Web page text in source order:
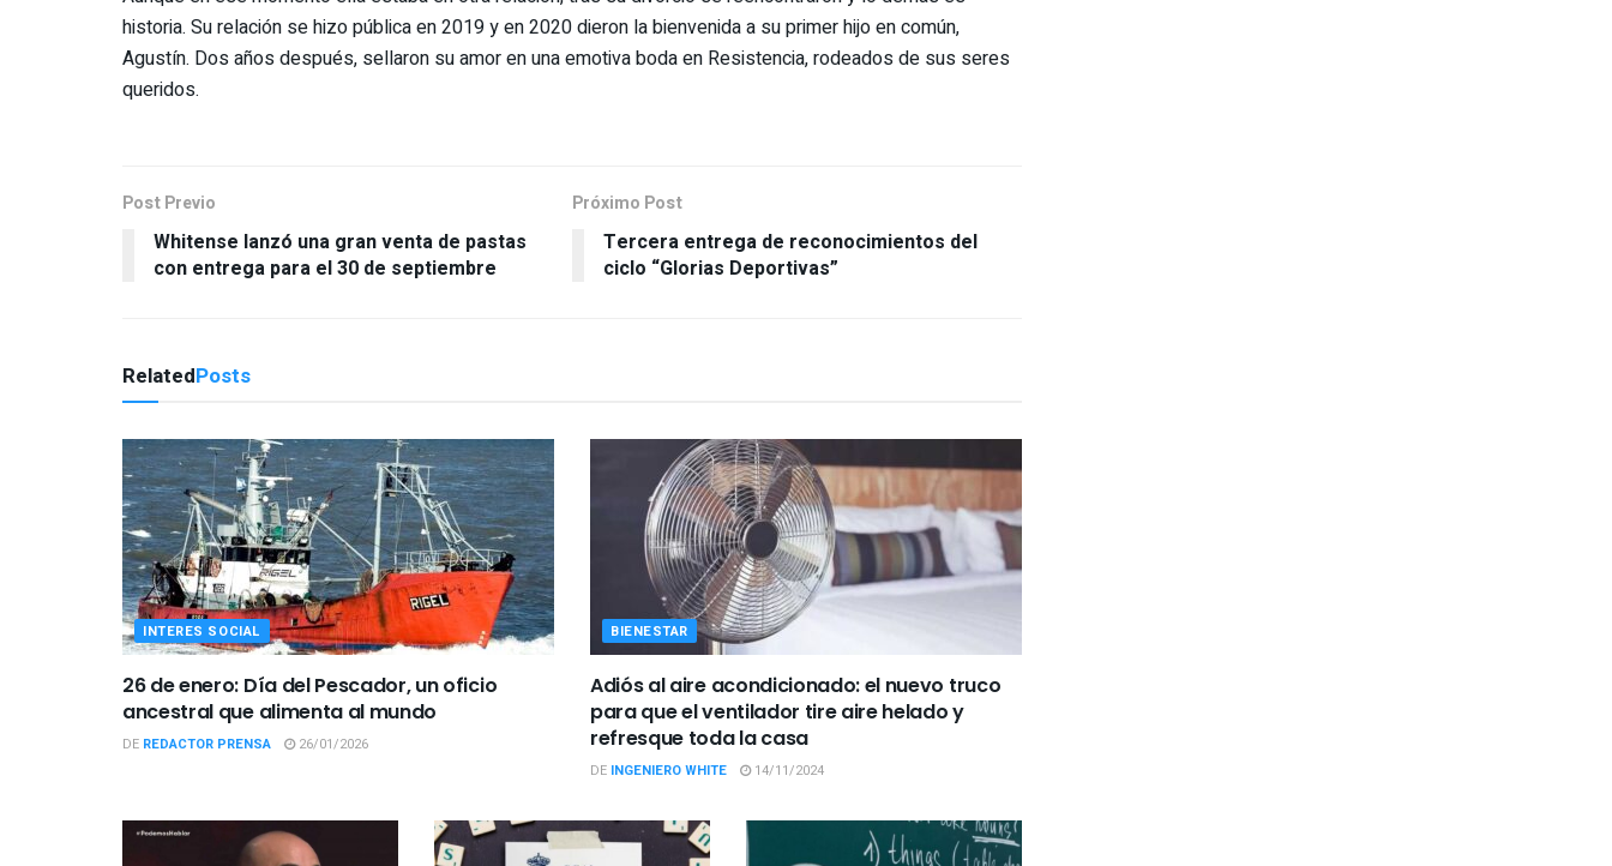
historia. Su relación se hizo pública en 2019 y en 2020 dieron la bienvenida a su primer hijo en común,
Agustín. Dos años después, sellaron su amor en una emotiva boda en Resistencia, rodeados de sus seres
queridos.
Post Previo
Whitense lanzó una gran venta de pastas
con entrega para el 30 de septiembre
Próximo Post
Tercera entrega de reconocimientos del
ciclo “Glorias Deportivas”
RelatedPosts
INTERES SOCIAL
26 de enero: Día del Pescador, un oficio
ancestral que alimenta al mundo
DE REDACTOR PRENSA 26/01/2026
BIENESTAR
Adiós al aire acondicionado: el nuevo truco
para que el ventilador tire aire helado y
refresque toda la casa
DE INGENIERO WHITE 14/11/2024